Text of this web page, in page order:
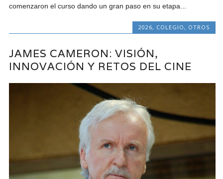
comenzaron el curso dando un gran paso en su etapa...
2026, COLEGIO, OTROS
JAMES CAMERON: VISIÓN,
INNOVACIÓN Y RETOS DEL CINE